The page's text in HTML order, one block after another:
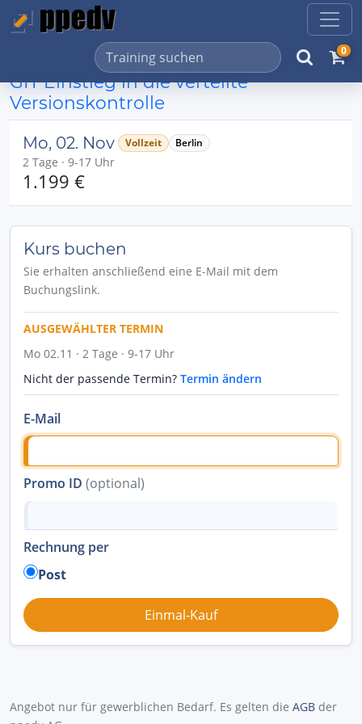
0
GIT Einstieg in die verteilte
Versionskontrolle
Mo, 02. Nov Vollzeit Berlin
2 Tage · 9-17 Uhr
1.199 €
Kurs buchen
Sie erhalten anschließend eine E-Mail mit dem
Buchungslink.
AUSGEWÄHLTER TERMIN
Mo 02.11 · 2 Tage · 9-17 Uhr
Nicht der passende Termin? Termin ändern
E-Mail
Promo ID (optional)
Rechnung per
Post
Angebot nur für gewerblichen Bedarf. Es gelten die AGB der